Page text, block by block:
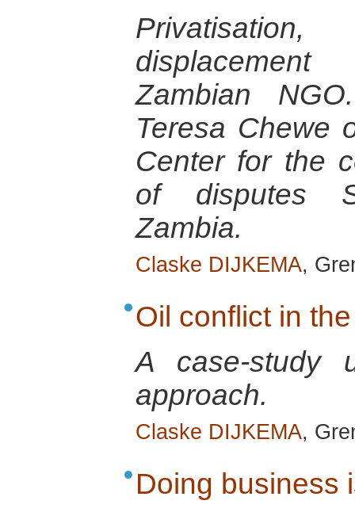
Zambian
Teresa Chewe
Center for the
of disputes
Zambia.
Claske DIJKEMA,
Oil conflict in
A case-study
approach.
Claske DIJKEMA,
Doing business